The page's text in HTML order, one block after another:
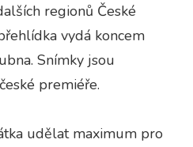
regionů České
vydá koncem
Snímky jsou
premiéře.
udělat maximum pro